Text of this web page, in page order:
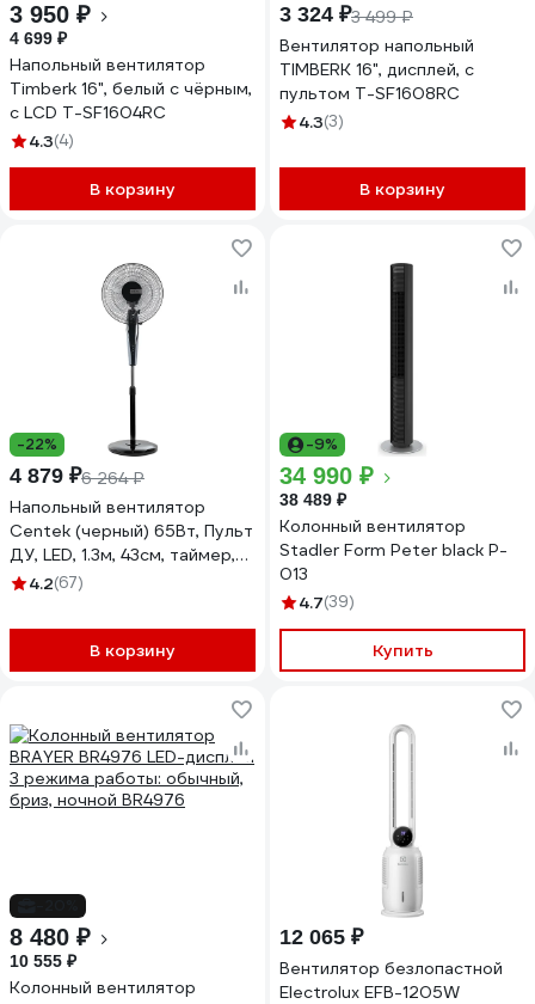
3 950 ₽
4 699 ₽
Напольный вентилятор
Timberk 16", белый с чёрным,
с LCD T-SF1604RC
4.3(4)
В корзину
3 324 ₽3 499 ₽
Вентилятор напольный
TIMBERK 16", дисплей, с
пультом T-SF1608RC
4.3(3)
В корзину
-22%
4 879 ₽6 264 ₽
Напольный вентилятор
Centek (черный) 65Вт, Пульт
ДУ, LED, 1.3м, 43см, таймер,
тяжелая база, CT-5010
4.2(67)
В корзину
-9%
34 990 ₽
38 489 ₽
Колонный вентилятор
Stadler Form Peter black P-
013
4.7(39)
Купить
8 480 ₽
10 555 ₽
Колонный вентилятор
12 065 ₽
Вентилятор безлопастной
Electrolux EFB-1205W